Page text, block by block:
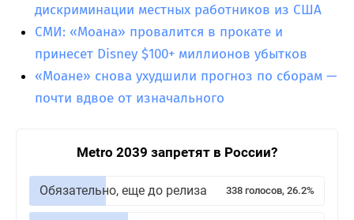
дискриминации местных работников из США
СМИ: «Моана» провалится в прокате и
принесет Disney $100+ миллионов убытков
«Моане» снова ухудшили прогноз по сборам —
почти вдвое от изначального
Metro 2039 запретят в России?
Обязательно, еще до релиза 338 голосов, 26.2%